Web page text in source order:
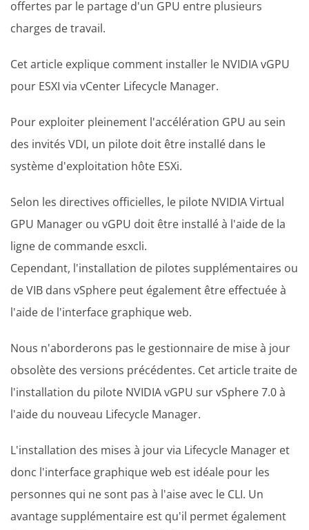
offertes par le partage d'un GPU entre plusieurs
charges de travail.
Cet article explique comment installer le NVIDIA vGPU
pour ESXI via vCenter Lifecycle Manager.
Pour exploiter pleinement l'accélération GPU au sein
des invités VDI, un pilote doit être installé dans le
système d'exploitation hôte ESXi.
Selon les directives officielles, le pilote NVIDIA Virtual
GPU Manager ou vGPU doit être installé à l'aide de la
ligne de commande esxcli.
Cependant, l'installation de pilotes supplémentaires ou
de VIB dans vSphere peut également être effectuée à
l'aide de l'interface graphique web.
Nous n'aborderons pas le gestionnaire de mise à jour
obsolète des versions précédentes. Cet article traite de
l'installation du pilote NVIDIA vGPU sur vSphere 7.0 à
l'aide du nouveau Lifecycle Manager.
L'installation des mises à jour via Lifecycle Manager et
donc l'interface graphique web est idéale pour les
personnes qui ne sont pas à l'aise avec le CLI. Un
avantage supplémentaire est qu'il permet également